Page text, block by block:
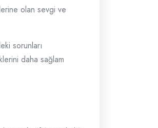
olan sevgi ve
sorunları
daha sağlam